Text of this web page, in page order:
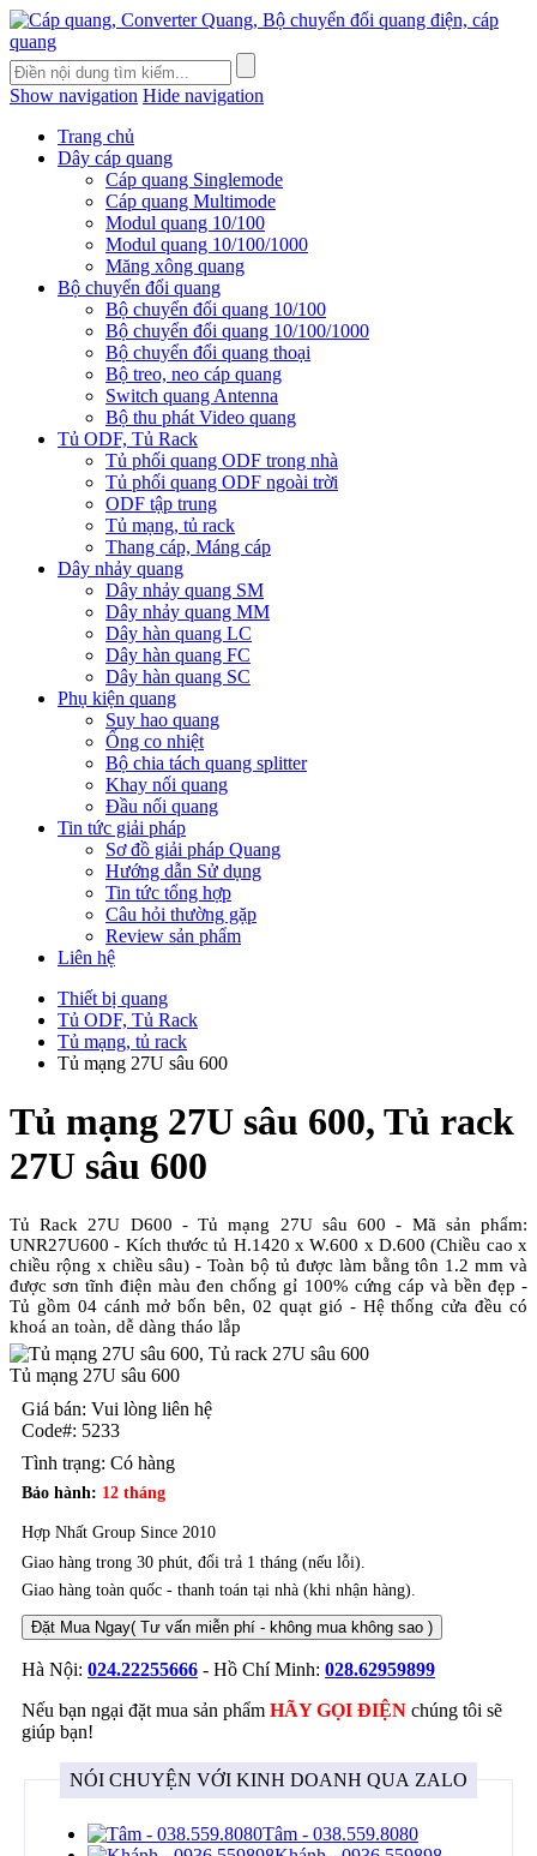
Show navigation Hide navigation
Trang chủ
Dây cáp quang
Cáp quang Singlemode
Cáp quang Multimode
Modul quang 10/100
Modul quang 10/100/1000
Măng xông quang
Bộ chuyển đổi quang
Bộ chuyển đổi quang 10/100
Bộ chuyển đổi quang 10/100/1000
Bộ chuyển đổi quang thoại
Bộ treo, neo cáp quang
Switch quang Antenna
Bộ thu phát Video quang
Tủ ODF, Tủ Rack
Tủ phối quang ODF trong nhà
Tủ phối quang ODF ngoài trời
ODF tập trung
Tủ mạng, tủ rack
Thang cáp, Máng cáp
Dây nhảy quang
Dây nhảy quang SM
Dây nhảy quang MM
Dây hàn quang LC
Dây hàn quang FC
Dây hàn quang SC
Phụ kiện quang
Suy hao quang
Ống co nhiệt
Bộ chia tách quang splitter
Khay nối quang
Đầu nối quang
Tin tức giải pháp
Sơ đồ giải pháp Quang
Hướng dẫn Sử dụng
Tin tức tổng hợp
Câu hỏi thường gặp
Review sản phẩm
Liên hệ
Thiết bị quang
Tủ ODF, Tủ Rack
Tủ mạng, tủ rack
Tủ mạng 27U sâu 600
Tủ mạng 27U sâu 600, Tủ rack
27U sâu 600
Tủ Rack 27U D600 - Tủ mạng 27U sâu 600 - Mã sản phẩm:
UNR27U600 - Kích thước tủ H.1420 x W.600 x D.600 (Chiều cao x
chiều rộng x chiều sâu) - Toàn bộ tủ được làm bằng tôn 1.2 mm và
được sơn tĩnh điện màu đen chống gỉ 100% cứng cáp và bền đẹp -
Tủ gồm 04 cánh mở bốn bên, 02 quạt gió - Hệ thống cửa đều có
khoá an toàn, dễ dàng tháo lắp
Tủ mạng 27U sâu 600
Giá bán: Vui lòng liên hệ
Code#: 5233
Tình trạng: Có hàng
Bảo hành: 12 tháng
Hợp Nhất Group Since 2010
Giao hàng trong 30 phút, đổi trả 1 tháng (nếu lỗi).
Giao hàng toàn quốc - thanh toán tại nhà (khi nhận hàng).
Đặt Mua Ngay( Tư vấn miễn phí - không mua không sao )
Hà Nội: 024.22255666 - Hồ Chí Minh: 028.62959899
Nếu bạn ngại đặt mua sản phẩm HÃY GỌI ĐIỆN chúng tôi sẽ
giúp bạn!
NÓI CHUYỆN VỚI KINH DOANH QUA ZALO
Tâm - 038.559.8080